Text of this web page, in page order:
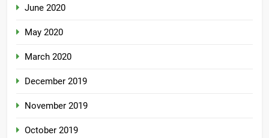
June 2020
May 2020
March 2020
December 2019
November 2019
October 2019